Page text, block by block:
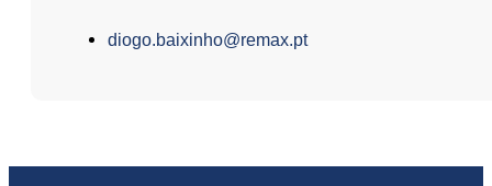
diogo.baixinho@remax.pt